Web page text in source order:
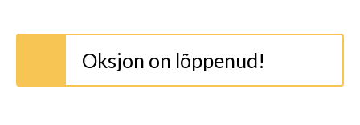
Oksjon on lõppenud!